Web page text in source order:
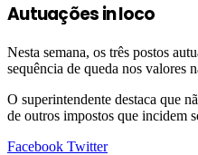
Autuações in loco
Nesta semana, os três postos
sequência de queda nos valores
O superintendente destaca que
de outros impostos que incidem
Facebook TwitterGoogle+
LinkedIn
StumbleUpon
Tumblr
Pinterest
Reddit
VKontakte
Share
Print